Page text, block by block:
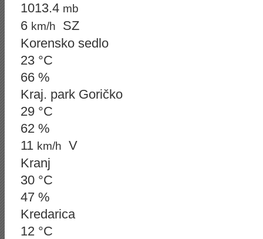
1013.4 mb
6 km/h
SZ
Korensko sedlo
23 °C
66 %
Kraj. park Goričko
29 °C
62 %
11 km/h
V
Kranj
30 °C
47 %
Kredarica
12 °C